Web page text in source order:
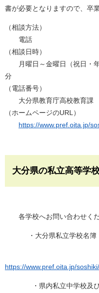
書が必要となりますので、卒
（相談方法）
電話
（相談日時）
月曜日～金曜日（祝日・
分
（電話番号）
大分県教育庁高校教育課
（ホームページのURL）
https://www.pref.oita.jp/
大分県の私立高等学
各学校へお問い合わせくだ
・大分県私立学校名簿
https://www.pref.oita.jp/
・県内私立中学校及び